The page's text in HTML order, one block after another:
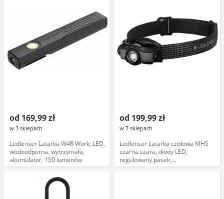
od 169,99 zł
w 3 sklepach
Ledlenser Latarka W4R Work, LED,
wodoodporna, wytrzymała,
akumulator, 150 lumenów
od 199,99 zł
w 7 sklepach
Ledlenser Latarka czołowa MH5
czarna szara, diody LED,
regulowany pasek,
wodoodporność IP54